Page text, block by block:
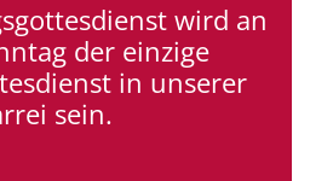
wird an
der einzige
in unserer
sein.